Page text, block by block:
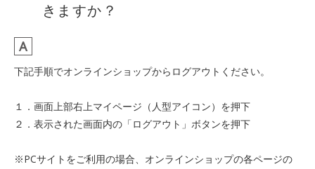
きますか？
下記手順でオンラインショップからログアウトください。
１．画面上部右上マイページ（人型アイコン）を押下
２．表示された画面内の「ログアウト」ボタンを押下
※PCサイトをご利用の場合、オンラインショップの各ページの